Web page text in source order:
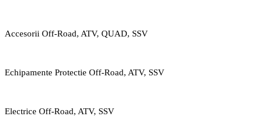
Accesorii Off-Road, ATV, QUAD, SSV
Echipamente Protectie Off-Road, ATV, SSV
Electrice Off-Road, ATV, SSV